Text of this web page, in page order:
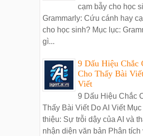
cạm bẫy cho học
Grammarly: Cứu cánh hay
cho học sinh? Mục lục:
gì...
9 Dấu Hiệu Chắc
Cho Thấy Bài
Viết
9 Dấu Hiệu Chắc
Thấy Bài Viết Do AI Viết
thiệu: Sự trỗi dậy của AI và
nhận diện văn bản Phân tích